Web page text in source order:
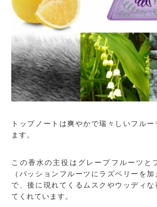
トップノートは爽やかで瑞々しいフル
ます。
この香水の主役はグレープフルーツと
（パッションフルーツにラズベリーを加
で、後に現れてくるムスクやウッディな
てくれています。